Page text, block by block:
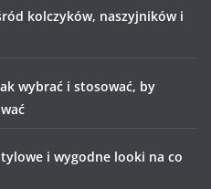
kolczyków, naszyjników i
wybrać i stosować, by
i wygodne looki na co